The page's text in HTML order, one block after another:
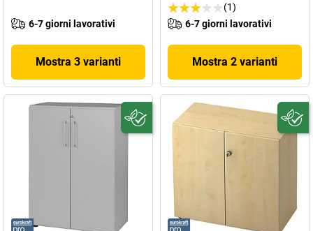
6-7 giorni lavorativi
Mostra 3 varianti
(1)
6-7 giorni lavorativi
Mostra 2 varianti